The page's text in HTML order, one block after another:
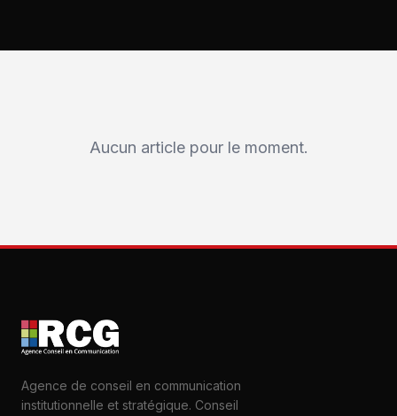
Aucun article pour le moment.
Agence de conseil en communication
institutionnelle et stratégique. Conseil